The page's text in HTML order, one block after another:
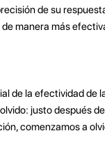
de su
manera más
de la efectividad de
justo después
comenzamos a